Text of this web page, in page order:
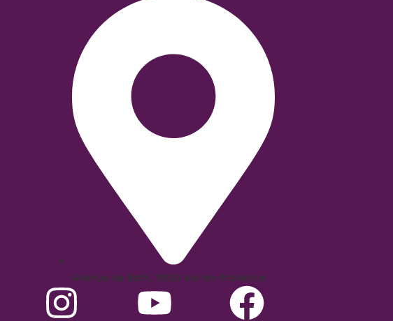
Avenue de Bath, 13100 Aix-en-Provence